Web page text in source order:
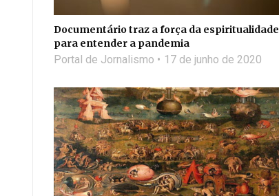
Documentário traz a força da espiritualidade
para entender a pandemia
Portal de Jornalismo 17 de junho de 2020